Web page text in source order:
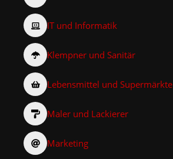
IT und Informatik
Klempner und Sanitär
Lebensmittel und Supermärkte
Maler und Lackierer
Marketing